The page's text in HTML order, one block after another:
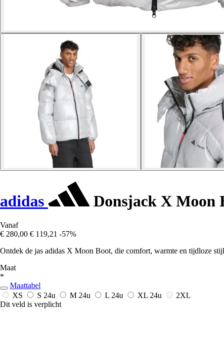
adidas Donsjack X Moon
Vanaf
€ 280,00 € 119,21 -57%
Ontdek de jas adidas X Moon Boot, die comfort, warmte en tijdloze
Maat
*
Maattabel
XS
S 24u M 24u L 24u XL 24u
2XL
Dit veld is verplicht